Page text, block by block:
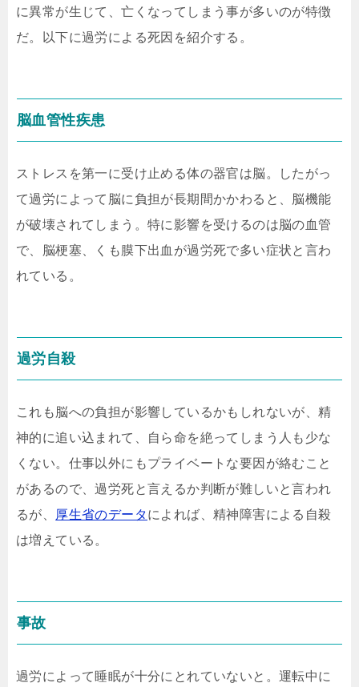
に異常が生じて、亡くなってしまう事が多いのが特徴
だ。以下に過労による死因を紹介する。
脳血管性疾患
ストレスを第一に受け止める体の器官は脳。したがっ
て過労によって脳に負担が長期間かかわると、脳機能
が破壊されてしまう。特に影響を受けるのは脳の血管
で、脳梗塞、くも膜下出血が過労死で多い症状と言わ
れている。
過労自殺
これも脳への負担が影響しているかもしれないが、精
神的に追い込まれて、自ら命を絶ってしまう人も少な
くない。仕事以外にもプライベートな要因が絡むこと
があるので、過労死と言えるか判断が難しいと言われ
るが、
厚生省のデータによれば、精神障害による自殺
は増えている。
事故
過労によって睡眠が十分にとれていないと。運転中に